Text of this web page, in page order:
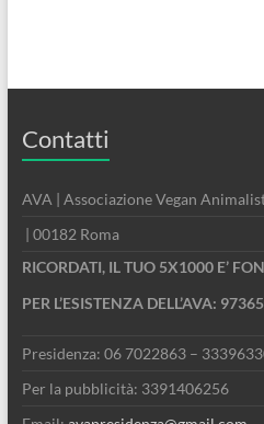
Contatti
AVA | Associazione Vegan
| 00182 Roma
RICORDATI, IL TUO 5X1000 E’
PER L’ESISTENZA DELL’AVA:
Presidenza: 06 7022863 –
Per la pubblicità: 3391406256